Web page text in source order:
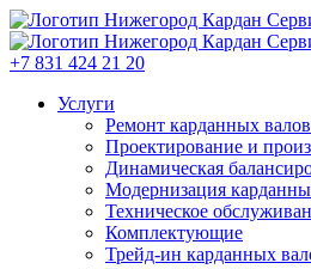
+7 831 424 21 20
Услуги
Ремонт карданных валов
Проектирование и
Динамическая
Модернизация
Техническое
Комплектующие
Трейд-ин карданных